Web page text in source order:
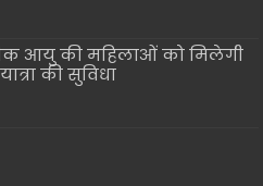
आयु की महिलाओं को मिलेगी
की सुविधा